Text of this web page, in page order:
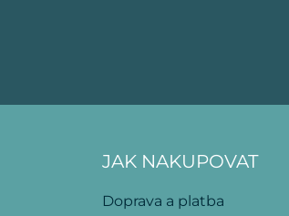
JAK NAKUPOVAT
Doprava a platba